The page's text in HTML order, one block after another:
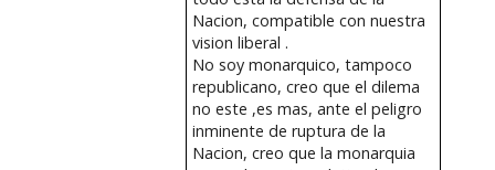
Nacion, compatible con nuestra
vision liberal .
No soy monarquico, tampoco
republicano, creo que el dilema
no este ,es mas, ante el peligro
inminente de ruptura de la
Nacion, creo que la monarquia